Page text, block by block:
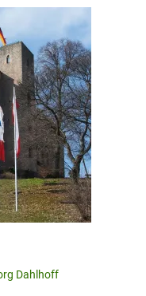
Dahlhoff